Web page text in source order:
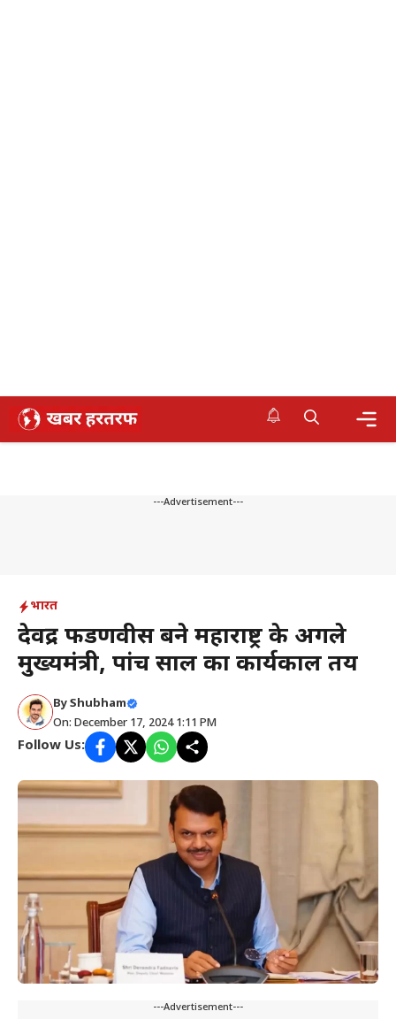
Skip
---Advertisement---
भारत
देवेंद्र फडणवीस बने महाराष्ट्र के अगले
मुख्यमंत्री, पांच साल का कार्यकाल तय
ByShubham
On: December 17, 2024 1:11 PM
Follow Us:
---Advertisement---